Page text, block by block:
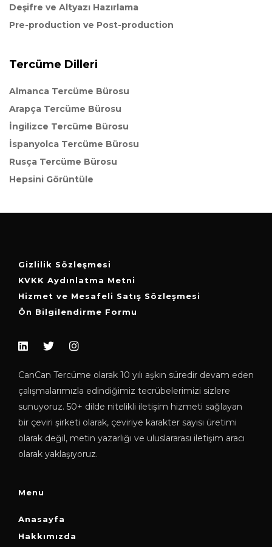
Deşifre ve Altyazı Hazırlama
Pre-production ve Post-production
Tercüme Dilleri
Almanca Tercüme Bürosu
Arapça Tercüme Bürosu
İngilizce Tercüme Bürosu
İspanyolca Tercüme Bürosu
Rusça Tercüme Bürosu
Hepsini Görüntüle
Gizlilik Sözleşmesi
KVKK Aydınlatma Metni
Hizmet ve Mesafeli Satış Sözleşmesi
Ön Bilgilendirme Formu
CanCan Tercüme olarak 10 yılı aşkın süredir devam eden
çalışmalarımızla edindiğimiz tecrübelerimizi sizlere
sunuyoruz. 50+ dilde nitelikli iletişim hizmeti sağlayan
bir çeviri şirketi olarak, çeviriye karakter sayısı üretimi
olarak değil, metin yazarlığı ve uluslararası iletişim aracı
olarak yaklaşıyoruz.
Menu
Anasayfa
Hakkımızda